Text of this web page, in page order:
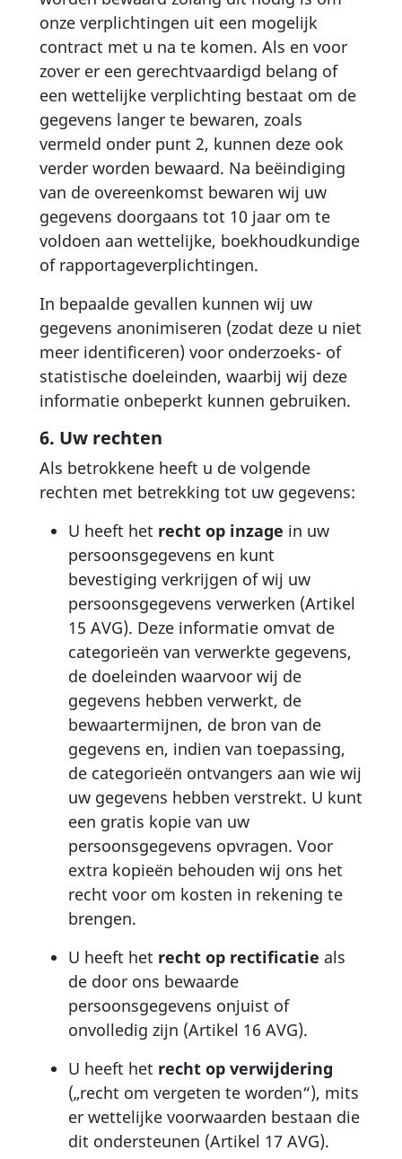
onze verplichtingen uit een mogelijk
contract met u na te komen. Als en voor
zover er een gerechtvaardigd belang of
een wettelijke verplichting bestaat om de
gegevens langer te bewaren, zoals
vermeld onder punt 2, kunnen deze ook
verder worden bewaard. Na beëindiging
van de overeenkomst bewaren wij uw
gegevens doorgaans tot 10 jaar om te
voldoen aan wettelijke, boekhoudkundige
of rapportageverplichtingen.
In bepaalde gevallen kunnen wij uw
gegevens anonimiseren (zodat deze u niet
meer identificeren) voor onderzoeks- of
statistische doeleinden, waarbij wij deze
informatie onbeperkt kunnen gebruiken.
6. Uw rechten
Als betrokkene heeft u de volgende
rechten met betrekking tot uw gegevens:
U heeft het recht op inzage in uw
persoonsgegevens en kunt
bevestiging verkrijgen of wij uw
persoonsgegevens verwerken (Artikel
15 AVG). Deze informatie omvat de
categorieën van verwerkte gegevens,
de doeleinden waarvoor wij de
gegevens hebben verwerkt, de
bewaartermijnen, de bron van de
gegevens en, indien van toepassing,
de categorieën ontvangers aan wie wij
uw gegevens hebben verstrekt. U kunt
een gratis kopie van uw
persoonsgegevens opvragen. Voor
extra kopieën behouden wij ons het
recht voor om kosten in rekening te
brengen.
U heeft het recht op rectificatie als
de door ons bewaarde
persoonsgegevens onjuist of
onvolledig zijn (Artikel 16 AVG).
U heeft het recht op verwijdering
(„recht om vergeten te worden“), mits
er wettelijke voorwaarden bestaan die
dit ondersteunen (Artikel 17 AVG).